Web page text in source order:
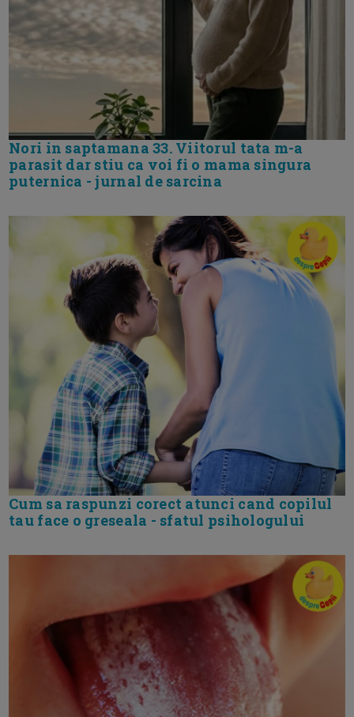
Nori in saptamana 33. Viitorul tata m-a
parasit dar stiu ca voi fi o mama singura
puternica - jurnal de sarcina
Cum sa raspunzi corect atunci cand copilul
tau face o greseala - sfatul psihologului